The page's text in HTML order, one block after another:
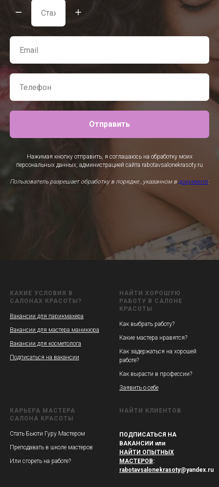
Отправить
Нажимая кнопку отправить, я соглашаюсь на обработку моих
персональных данных, администрацией сайта rabotavsalonekrasoty.ru
Пользователь разрешает обработку в порядке , указанном в документе:
КАКИЕ УСЛОВИЯ В
САЛОНАХ КРАСОТЫ?
Вакансии для парикмахера
Вакансии для мастера маникюра
Вакансии для косметолога
Подписаться на вакансии
НАЙТИ ХОРОШУЮ
РАБОТУ В САЛОНЕ
КРАСОТЫ
Как выбрать работу?
Какие мастера нравятся?
Как задержаться на хорошей
работе?
Как вырасти в профессии?
Заявить о себе
КАРЬЕРА МАСТЕРА
САЛОНА КРАСОТЫ
Стать Бьюти Гуру Мастером
Преподавать в школе мастеров
Или сгореть на работе?
НАЙТИ КЛИЕНТОВ
ПОДПИСАТЬСЯ НА
ВАКАНСИИ или
НАЙТИ ОПЫТНЫХ
МАСТЕРОВ:
rabotavsalonekrasoty@yandex.ru